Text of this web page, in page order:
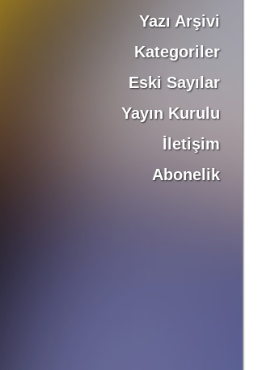
Yazı Arşivi
Kategoriler
Eski Sayılar
Yayın Kurulu
İletişim
Abonelik